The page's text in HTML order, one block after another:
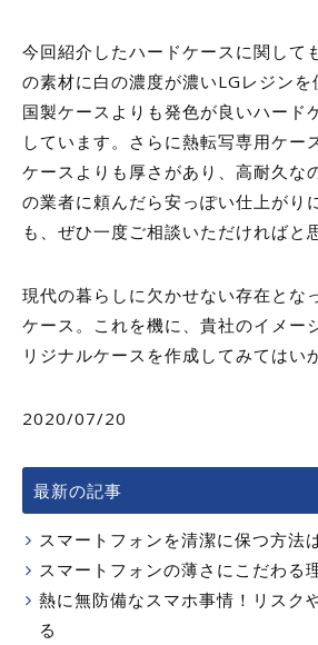
今回紹介したハードケースに関して
の素材に白の濃度が濃いLGレジンを
国製ケースよりも発色が良いハード
しています。さらに熱転写専用ケー
ケースよりも厚さがあり、高耐久な
の業者に頼んだら安っぽい仕上がり
も、ぜひ一度ご相談いただければと
現代の暮らしに欠かせない存在とな
ケース。これを機に、貴社のイメー
リジナルケースを作成してみてはい
2020/07/20
最新の記事
スマートフォンを清潔に保つ方法
スマートフォンの薄さにこだわる
熱に無防備なスマホ事情！リスク
る